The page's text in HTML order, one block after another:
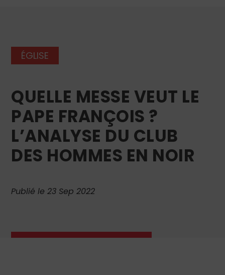
ÉGLISE
QUELLE MESSE VEUT LE
PAPE FRANÇOIS ?
L’ANALYSE DU CLUB
DES HOMMES EN NOIR
Publié le 23 Sep 2022